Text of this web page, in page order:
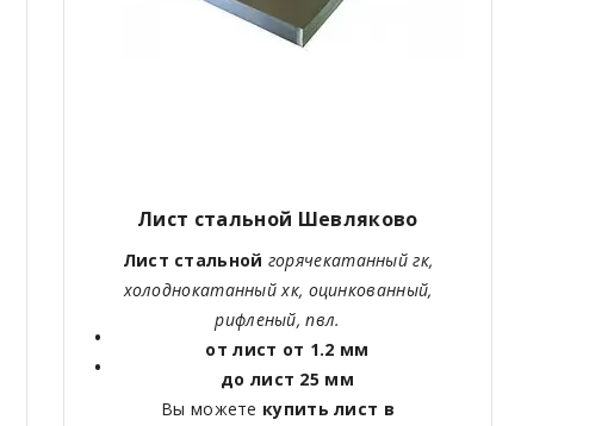
Лист стальной Шевляково
Лист стальной горячекатанный гк,
холоднокатанный хк, оцинкованный,
рифленый, пвл.
от лист от 1.2 мм
до лист 25 мм
Вы можете купить лист в